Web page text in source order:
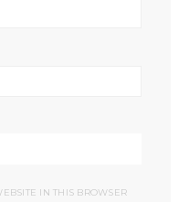
IN THIS BROWSER